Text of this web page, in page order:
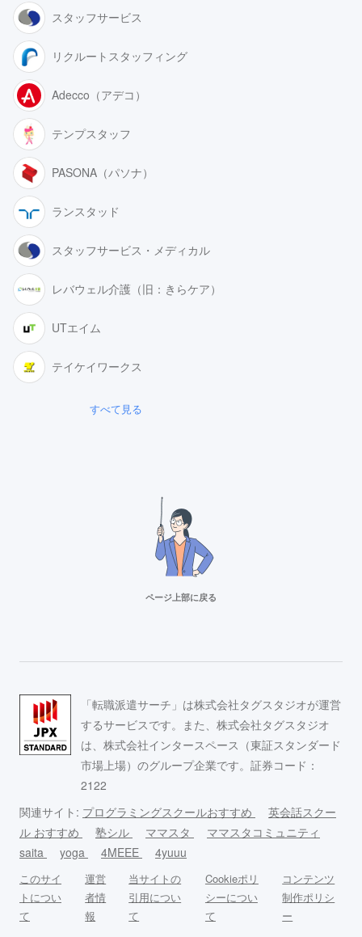
スタッフサービス
リクルートスタッフィング
Adecco（アデコ）
テンプスタッフ
PASONA（パソナ）
ランスタッド
スタッフサービス・メディカル
レバウェル介護（旧：きらケア）
UTエイム
テイケイワークス
すべて見る
ページ上部に戻る
このサイ
トについ
て
運営
者情
報
当サイトの
引用につい
て
Cookieポリ
シーについ
て
コンテンツ
制作ポリシ
ー
「転職派遣サーチ」は株式会社タグスタジオが運営
するサービスです。また、株式会社タグスタジオ
は、株式会社インタースペース（東証スタンダード
市場上場）のグループ企業です。証券コード：
2122
関連サイト: プログラミングスクールおすすめ
英会話スクー
ル おすすめ
塾シル ママスタ
ママスタコミュニティ
saita
yoga 4MEEE 4yuuu